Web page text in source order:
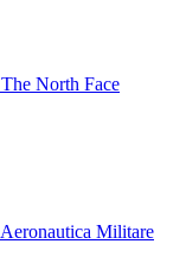
The North Face
Aeronautica Militare